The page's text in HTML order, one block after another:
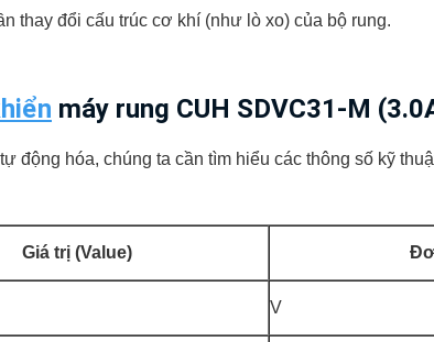
thay đổi cấu trúc cơ khí (như lò xo) của bộ rung.
máy rung CUH SDVC31-M
hóa, chúng ta cần tìm hiểu các thông số kỹ
Giá trị (Value)
V